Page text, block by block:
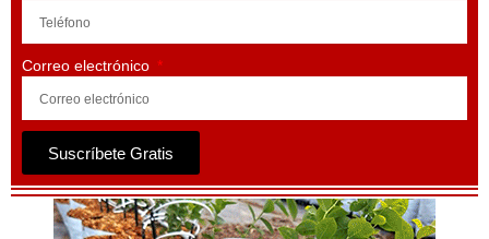
Correo electrónico
Suscríbete Gratis